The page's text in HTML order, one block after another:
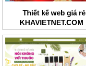
Thiết kế web giá rẻ
KHAVIETNET.COM